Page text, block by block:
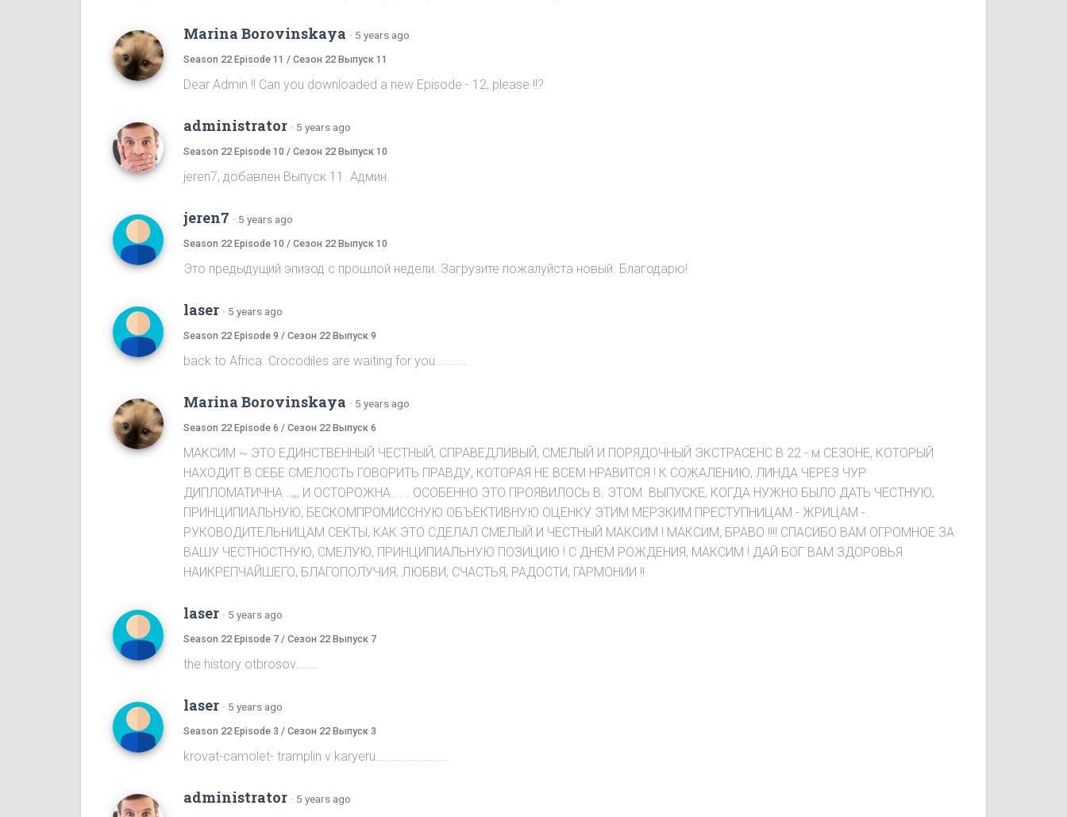
Marina Borovinskaya · 5 years ago
Season 22 Episode 11 / Сезон 22 Выпуск 11
Dear Admin !! Can you downloaded a new Episode - 12, please !!?
administrator · 5 years ago
Season 22 Episode 10 / Сезон 22 Выпуск 10
jeren7, добавлен Выпуск 11. Админ.
jeren7 · 5 years ago
Season 22 Episode 10 / Сезон 22 Выпуск 10
Это предыдущий эпизод с прошлой недели. Загрузите пожалуйста новый. Благодарю!
laser · 5 years ago
Season 22 Episode 9 / Сезон 22 Выпуск 9
back to Africa. Crocodiles are waiting for you..........
Marina Borovinskaya · 5 years ago
Season 22 Episode 6 / Сезон 22 Выпуск 6
МАКСИМ ~ ЭТО ЕДИНСТВЕННЫЙ ЧЕСТНЫЙ, СПРАВЕДЛИВЫЙ, СМЕЛЫЙ И ПОРЯДОЧНЫЙ ЭКСТРАСЕНС В 22 - м СЕЗОНЕ, КОТОРЫЙ
НАХОДИТ В СЕБЕ СМЕЛОСТЬ ГОВОРИТЬ ПРАВДУ, КОТОРАЯ НЕ ВСЕМ НРАВИТСЯ ! К СОЖАЛЕНИЮ, ЛИНДА ЧЕРЕЗ ЧУР
ДИПЛОМАТИЧНА ..,,, И ОСТОРОЖНА . . . ОСОБЕННО ЭТО ПРОЯВИЛОСЬ В. ЭТОМ. ВЫПУСКЕ, КОГДА НУЖНО БЫЛО ДАТЬ ЧЕСТНУЮ,
ПРИНЦИПИАЛЬНУЮ, БЕСКОМПРОМИССНУЮ ОБЪЕКТИВНУЮ ОЦЕНКУ ЭТИМ МЕРЗКИМ ПРЕСТУПНИЦАМ - ЖРИЦАМ -
РУКОВОДИТЕЛЬНИЦАМ СЕКТЫ, КАК ЭТО СДЕЛАЛ СМЕЛЫЙ И ЧЕСТНЫЙ МАКСИМ ! МАКСИМ, БРАВО !!!! СПАСИБО ВАМ ОГРОМНОЕ ЗА
ВАШУ ЧЕСТНОСТНУЮ, СМЕЛУЮ, ПРИНЦИПИАЛЬНУЮ ПОЗИЦИЮ ! С ДНЁМ РОЖДЕНИЯ, МАКСИМ ! ДАЙ БОГ ВАМ ЗДОРОВЬЯ
НАИКРЕПЧАЙШЕГО, БЛАГОПОЛУЧИЯ, ЛЮБВИ, СЧАСТЬЯ, РАДОСТИ, ГАРМОНИИ !!
laser · 5 years ago
Season 22 Episode 7 / Сезон 22 Выпуск 7
the history otbrosov.......
laser · 5 years ago
Season 22 Episode 3 / Сезон 22 Выпуск 3
krovat-camolet- tramplin v karyeru.......................
administrator · 5 years ago